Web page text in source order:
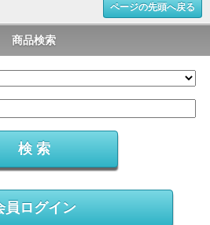
ページの先頭へ戻る
商品検索
員ログイン